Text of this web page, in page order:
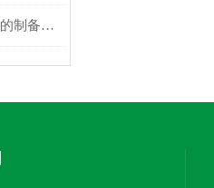
简要介绍了几种PBS缓冲液的制备方法